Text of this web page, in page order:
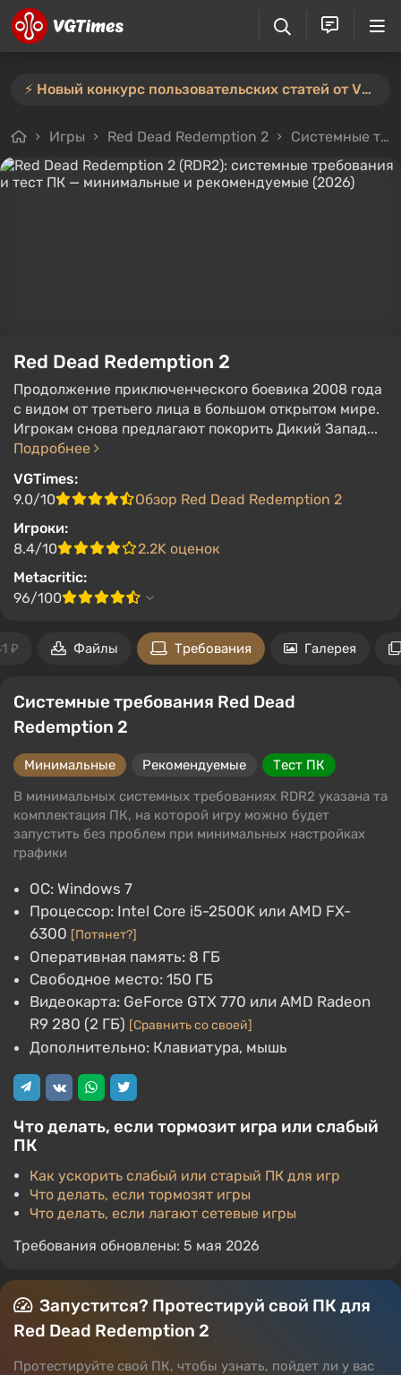
⚡️ Новый конкурс пользовательских статей от VGTimes — участвуйте тут ⚡️
Игры Red Dead Redemption 2 Системные требования
Red Dead Redemption 2
Продолжение приключенческого боевика 2008 года
с видом от третьего лица в большом открытом мире.
Игрокам снова предлагают покорить Дикий Запад...
Подробнее
VGTimes:
9.0/10
Обзор Red Dead Redemption 2
Игроки:
8.4/10
2.2K оценок
Metacritic:
96/100
₽ Файлы Требования Галерея
Системные требования Red Dead
Redemption 2
Минимальные Рекомендуемые
Тест ПК
В минимальных системных требованиях RDR2 указана та
комплектация ПК, на которой игру можно будет
запустить без проблем при минимальных настройках
графики
ОС: Windows 7
Процессор: Intel Core i5-2500K или AMD FX-
6300 [Потянет?]
Оперативная память: 8 ГБ
Свободное место: 150 ГБ
Видеокарта: GeForce GTX 770 или AMD Radeon
R9 280 (2 ГБ) [Сравнить со своей]
Дополнительно: Клавиатура, мышь
Что делать, если тормозит игра или слабый
ПК
Как ускорить слабый или старый ПК для игр
Что делать, если тормозят игры
Что делать, если лагают сетевые игры
Требования обновлены: 5 мая 2026
Запустится? Протестируй свой ПК для
Red Dead Redemption 2
Протестируйте свой ПК, чтобы узнать, пойдет ли у вас